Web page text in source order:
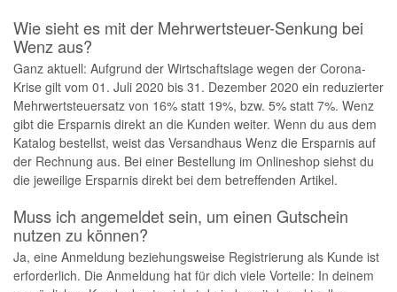
Wie sieht es mit der Mehrwertsteuer-Senkung bei
Wenz aus?
Ganz aktuell: Aufgrund der Wirtschaftslage wegen der Corona-
Krise gilt vom 01. Juli 2020 bis 31. Dezember 2020 ein reduzierter
Mehrwertsteuersatz von 16% statt 19%, bzw. 5% statt 7%. Wenz
gibt die Ersparnis direkt an die Kunden weiter. Wenn du aus dem
Katalog bestellst, weist das Versandhaus Wenz die Ersparnis auf
der Rechnung aus. Bei einer Bestellung im Onlineshop siehst du
die jeweilige Ersparnis direkt bei dem betreffenden Artikel.
Muss ich angemeldet sein, um einen Gutschein
nutzen zu können?
Ja, eine Anmeldung beziehungsweise Registrierung als Kunde ist
erforderlich. Die Anmeldung hat für dich viele Vorteile: In deinem